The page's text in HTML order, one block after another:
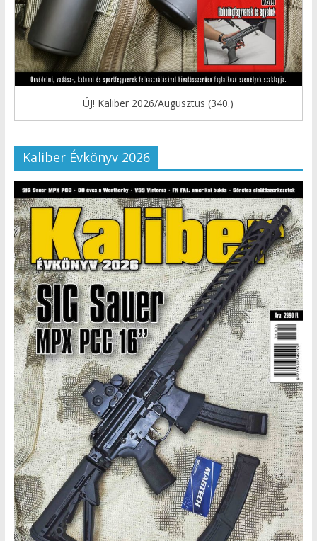
ÚJ! Kaliber 2026/Augusztus (340.)
Kaliber Évkönyv 2026